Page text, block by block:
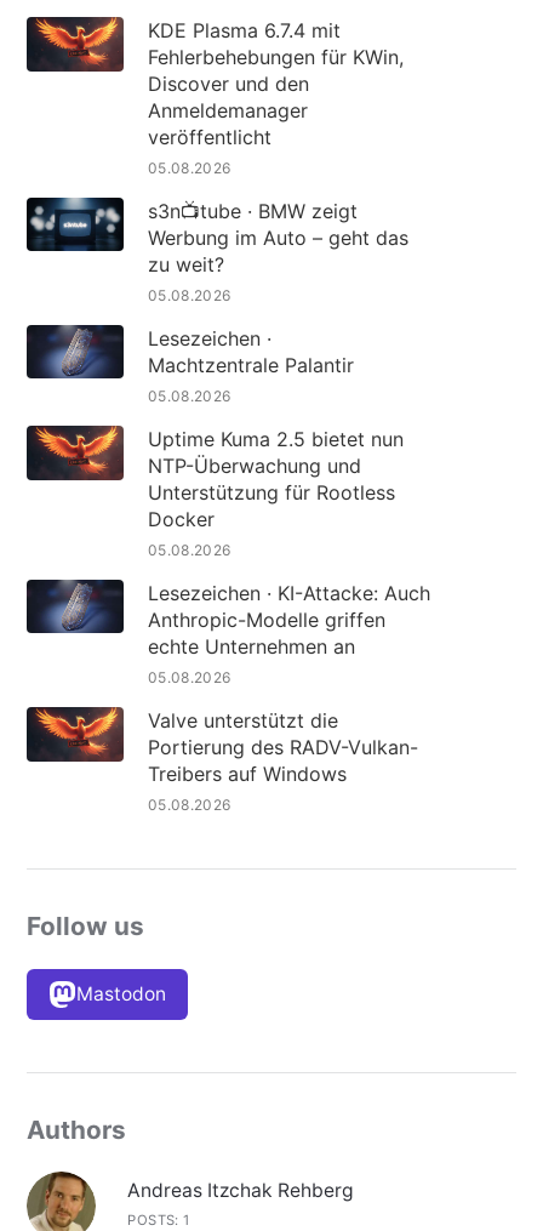
KDE Plasma 6.7.4 mit
Fehlerbehebungen für KWin,
Discover und den
Anmeldemanager
veröffentlicht
05.08.2026
s3n📺tube · BMW zeigt
Werbung im Auto – geht das
zu weit?
05.08.2026
Lesezeichen ·
Machtzentrale Palantir
05.08.2026
Uptime Kuma 2.5 bietet nun
NTP-Überwachung und
Unterstützung für Rootless
Docker
05.08.2026
Lesezeichen · KI-Attacke: Auch
Anthropic-Modelle griffen
echte Unternehmen an
05.08.2026
Valve unterstützt die
Portierung des RADV-Vulkan-
Treibers auf Windows
05.08.2026
Follow us
Mastodon
Authors
Andreas Itzchak Rehberg
POSTS: 1